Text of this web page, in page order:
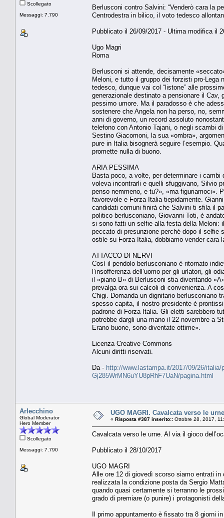
Scollegato
Messaggi: 7.790
Berlusconi contro Salvini: “Venderò cara la
Centrodestra in bilico, il voto tedesco
Pubblicato il 26/09/2017 - Ultima modifica il
Ugo Magri
Roma
Berlusconi si attende, decisamente
Meloni, e tutto il gruppo dei forzisti pro-Lega
tedesco, dunque vai col “listone” alle
generazionale destinato a pensionare il Cav,
pessimo umore. Ma il paradosso è che
sostenere che Angela non ha perso, no,
anni di governo, un record assoluto
telefono con Antonio Tajani, o negli scambi
Sestino Giacomoni, la sua «ombra»,
pure in Italia bisognerà seguire l’esempio.
promette nulla di buono.
ARIA PESSIMA
Basta poco, a volte, per determinare i cambi
voleva incontrarli e quelli sfuggivano, Silvio
penso nemmeno, e tu?», «ma figuriamoci».
favorevole e Forza Italia tiepidamente.
candidati comuni finirà che Salvini ti sfila il
politico berlusconiano, Giovanni Toti, è
si sono fatti un selfie alla festa della Meloni:
peccato di presunzione perché dopo il selfie
ostile su Forza Italia, dobbiamo vender cara
ATTACCO DI NERVI
Così il pendolo berlusconiano è ritornato
l’insofferenza dell’uomo per gli urlatori, gli
il «piano B» di Berlusconi stia diventando
prevalga ora sui calcoli di convenienza. A
Chigi. Domanda un dignitario berlusconiano
spesso capita, il nostro presidente è
padrone di Forza Italia. Gli eletti sarebbero
potrebbe dargli una mano il 22 novembre a
Erano buone, sono diventate ottime».
Licenza Creative Commons
Alcuni diritti riservati.
Da - http://www.lastampa.it/2017/09/26/
Gj285WrMN6uYU8pRhF7UaN/pagina.html
Arlecchino
Global Moderator
Hero Member
Scollegato
Messaggi: 7.790
UGO MAGRI. Cavalcata verso le
« Risposta #387 inserito:: Ottobre 28, 2017,
Cavalcata verso le urne. Al via il gioco
Pubblicato il 28/10/2017
UGO MAGRI
Alle ore 12 di giovedì scorso siamo entrati in
realizzata la condizione posta da Sergio
quando quasi certamente si terranno le
grado di premiare (o punire) i protagonisti
Il primo appuntamento è fissato tra 8 giorni